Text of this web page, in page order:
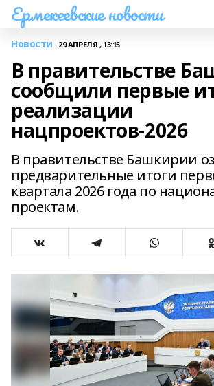
Ермекеевские новости
Новости 29 АПРЕЛЯ , 13:15
В правительстве
сообщили первые
реализации
нацпроектов-2026
В правительстве Башкирии
предварительные итоги
квартала 2026 года по
проектам.